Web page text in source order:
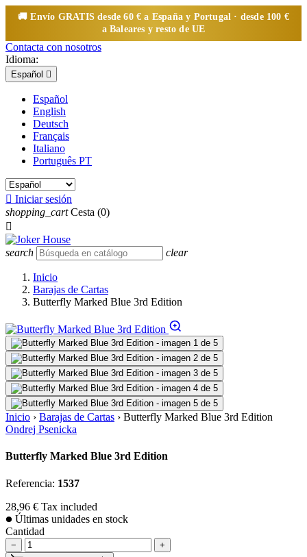
🚚 Envío GRATISdesde 60 € a España y Portugal · desde 100 €
a Baleares y resto de UE
Contacta con nosotros
Idioma:
Español 
Español
English
Deutsch
Français
Italiano
Português PT
 Iniciar sesión
shopping_cart Cesta (0)

search clear
Inicio
Barajas de Cartas
Butterfly Marked Blue 3rd Edition
Inicio › Barajas de Cartas › Butterfly Marked Blue 3rd Edition
Ondrej Psenicka
Butterfly Marked Blue 3rd Edition
Referencia: 1537
28,96 € Tax included
Últimas unidades en stock
Cantidad
−
+